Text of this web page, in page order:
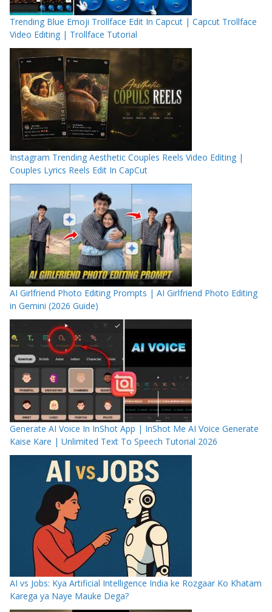
Trending Blue Emoji Trollface Edit In Capcut | Capcut Trollface
Video Editing | Trollface Tutorial
Instagram Trending Aesthetic Couples Reels Video Editing |
Couples Lyrics Reels Edit In CapCut
AI Girlfriend Photo Editing Prompts | AI Girlfriend Photo Editing
in Gemini (2026 Guide)
Generate AI Voice In InShot App | InShot Me AI Voice Generate
Kaise Kare | Unlimited Text To Speech Tutorial 2026
AI vs Jobs: Kya Artificial Intelligence India ke Rozgaar Ko Khatam
Karega ya Naye Mauke Dega?